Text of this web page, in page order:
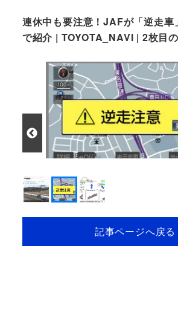
連休中も要注意！JAFが「逆走車
で紹介 | TOYOTA_NAVI | 2枚目の
記事ページへ戻る